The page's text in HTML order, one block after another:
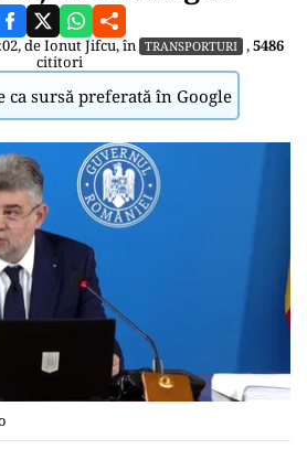
deIonut Jifcu, în TRANSPORTURI ,5486
cititori
ca sursă preferată în Google